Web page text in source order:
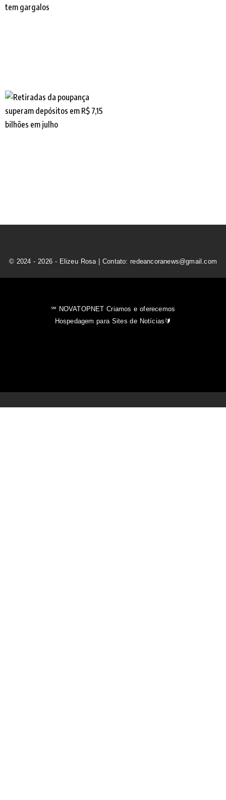
© 2024 - 2026 - Elizeu Rosa | Contato: redeancoranews@gmail.com
℠ NOVATOPNET Criamos e oferecemos
Hospedagem para Sites de Notícias🔰